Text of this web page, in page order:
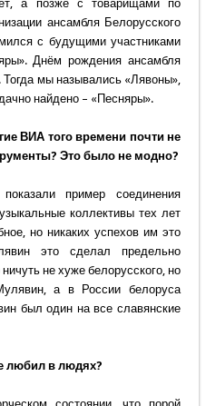
а позже с товарищами по
ансамбля Белорусского
с будущими участниками
Днём рождения ансамбля
Тогда мы назывались «Лявоны»,
найдено – «Песняры».
ВИА того времени почти не
Это было не модно?
пример соединения
коллективы тех лет
но никаких успехов им это
это сделал предельно
не хуже белорусского, но
а в России белоруса
был один на все славянские
любил в людях?